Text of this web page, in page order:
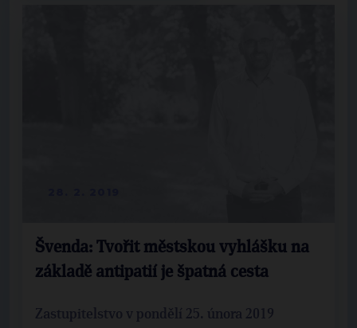
Švenda: Tvořit městskou vyhlášku na
základě antipatií je špatná cesta
Zastupitelstvo v pondělí 25. února 2019